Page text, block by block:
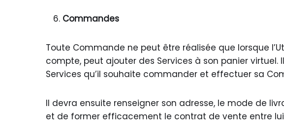
Commandes
Toute Commande ne peut être réalisée que lorsque
compte, peut ajouter des Services à son panier
Services qu’il souhaite commander et effectuer sa
Il devra ensuite renseigner son adresse, le mode de
et de former efficacement le contrat de vente entre